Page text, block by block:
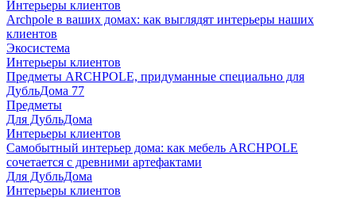
Интерьеры клиентов
Archpole в ваших домах: как выглядят интерьеры наших
клиентов
Экосистема
Интерьеры клиентов
Предметы ARCHPOLE, придуманные специально для
ДубльДома 77
Предметы
Для ДубльДома
Интерьеры клиентов
Самобытный интерьер дома: как мебель ARCHPOLE
сочетается с древними артефактами
Для ДубльДома
Интерьеры клиентов